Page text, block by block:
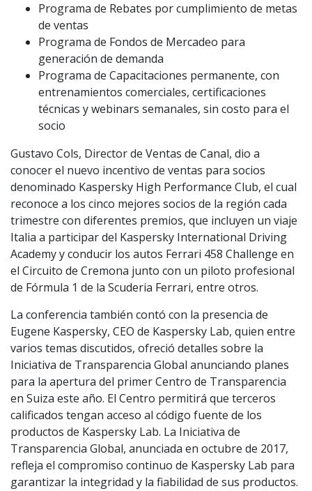
Programa de Rebates por cumplimiento de metas
de ventas
Programa de Fondos de Mercadeo para
generación de demanda
Programa de Capacitaciones permanente, con
entrenamientos comerciales, certificaciones
técnicas y webinars semanales, sin costo para el
socio
Gustavo Cols, Director de Ventas de Canal, dio a
conocer el nuevo incentivo de ventas para socios
denominado Kaspersky High Performance Club, el cual
reconoce a los cinco mejores socios de la región cada
trimestre con diferentes premios, que incluyen un viaje
Italia a participar del Kaspersky International Driving
Academy y conducir los autos Ferrari 458 Challenge en
el Circuito de Cremona junto con un piloto profesional
de Fórmula 1 de la Scuderia Ferrari, entre otros.
La conferencia también contó con la presencia de
Eugene Kaspersky, CEO de Kaspersky Lab, quien entre
varios temas discutidos, ofreció detalles sobre la
Iniciativa de Transparencia Global anunciando planes
para la apertura del primer Centro de Transparencia
en Suiza este año. El Centro permitirá que terceros
calificados tengan acceso al código fuente de los
productos de Kaspersky Lab. La Iniciativa de
Transparencia Global, anunciada en octubre de 2017,
refleja el compromiso continuo de Kaspersky Lab para
garantizar la integridad y la fiabilidad de sus productos.